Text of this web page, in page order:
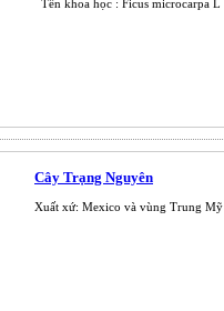
Tên khoa học : Ficus microcarpa L
Cây Trạng Nguyên
Xuất xứ: Mexico và vùng Trung Mỹ